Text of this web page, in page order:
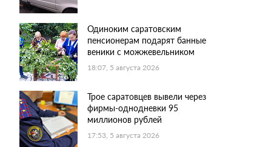
Одиноким саратовским
пенсионерам подарят банные
веники с можжевельником
18:07, 5 августа 2026
Трое саратовцев вывели через
фирмы-однодневки 95
миллионов рублей
17:53, 5 августа 2026